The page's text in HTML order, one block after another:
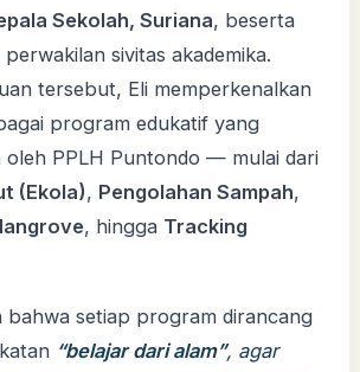
Sekolah, Suriana, beserta
sivitas akademika.
tersebut, Eli memperkenalkan
program edukatif yang
oleh PPLH Puntondo — mulai dari
(Ekola), Pengolahan Sampah,
, hingga Tracking
bahwa setiap program dirancang
“belajar dari alam”, agar